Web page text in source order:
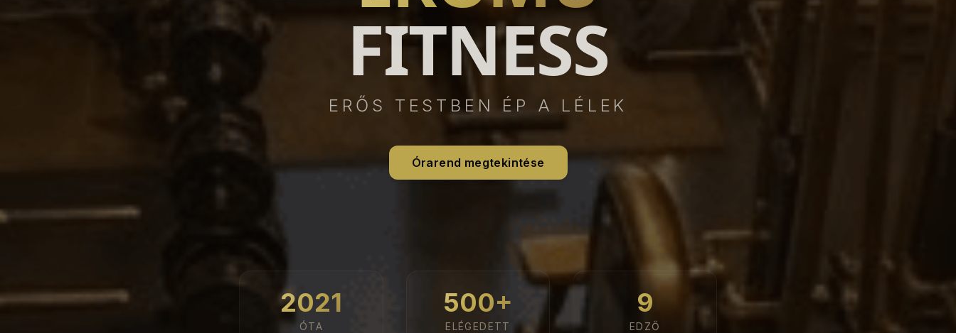
FITNESS
ERŐS TESTBEN ÉP A LÉLEK
Órarend megtekintése
2021
ÓTA
500+
ELÉGEDETT
9
EDZŐ